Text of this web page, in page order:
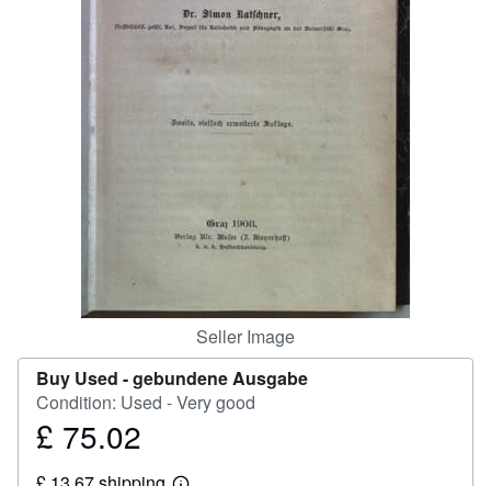
Seller Image
Buy Used -gebundene Ausgabe
Condition: Used - Very good
Price
£ 75.02